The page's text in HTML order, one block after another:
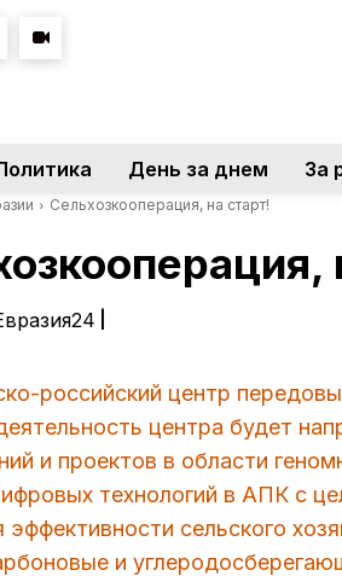
День за днем За
Сельхозкооперация, на старт!
российский центр
центра будет
и проектов в области
технологий в АПК с
сельского
и